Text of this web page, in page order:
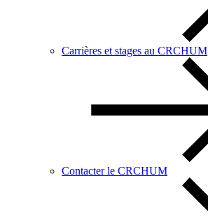
Carrières et stages au CRCHUM
Contacter le CRCHUM